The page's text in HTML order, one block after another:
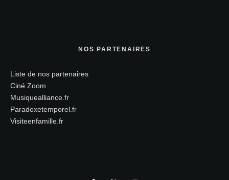
NOS PARTENAIRES
Liste de nos partenaires
Ciné Zoom
Musiquealliance.fr
Paradoxetemporel.fr
Visiteenfamille.fr